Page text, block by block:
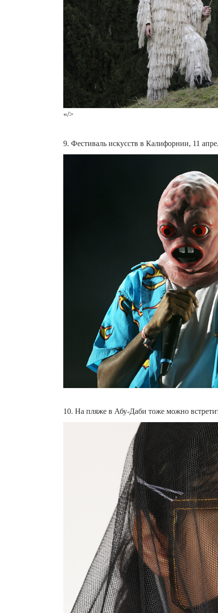
«/>
9. Фестиваль искусств в Калифорнии, 11
10. На пляже в Абу-Даби тоже можно